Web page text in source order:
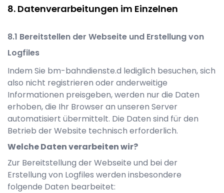
Datenverarbeitungen im Einzelnen
Bereitstellen der Webseite und Erstellung von
Logfiles
Indem Sie bm-bahndienste.d lediglich besuchen, sich
also nicht registrieren oder anderweitige
Informationen preisgeben, werden nur die Daten
erhoben, die Ihr Browser an unseren Server
automatisiert übermittelt. Die Daten sind für den
Betrieb der Website technisch erforderlich.
Welche Daten verarbeiten wir?
Zur Bereitstellung der Webseite und bei der
Erstellung von Logfiles werden insbesondere
folgende Daten bearbeitet: